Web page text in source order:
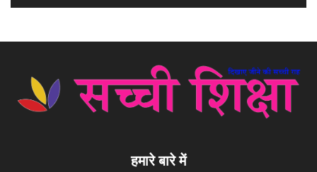
हमारे बारे में